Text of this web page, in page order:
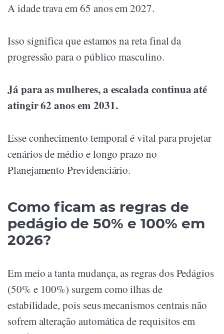
A idade trava em 65 anos em 2027.
Isso significa que estamos na reta final da
progressão para o público masculino.
Já para as mulheres, a escalada continua até
atingir 62 anos em 2031.
Esse conhecimento temporal é vital para projetar
cenários de médio e longo prazo no
Planejamento Previdenciário.
Como ficam as regras de
pedágio de 50% e 100% em
2026?
Em meio a tanta mudança, as regras dos Pedágios
(50% e 100%) surgem como ilhas de
estabilidade, pois seus mecanismos centrais não
sofrem alteração automática de requisitos em